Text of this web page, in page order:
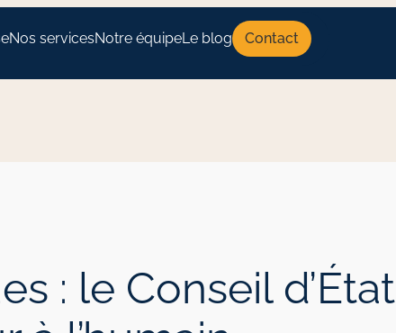
Nos servicesNotre équipeLe blog Contact
: le Conseil d’État